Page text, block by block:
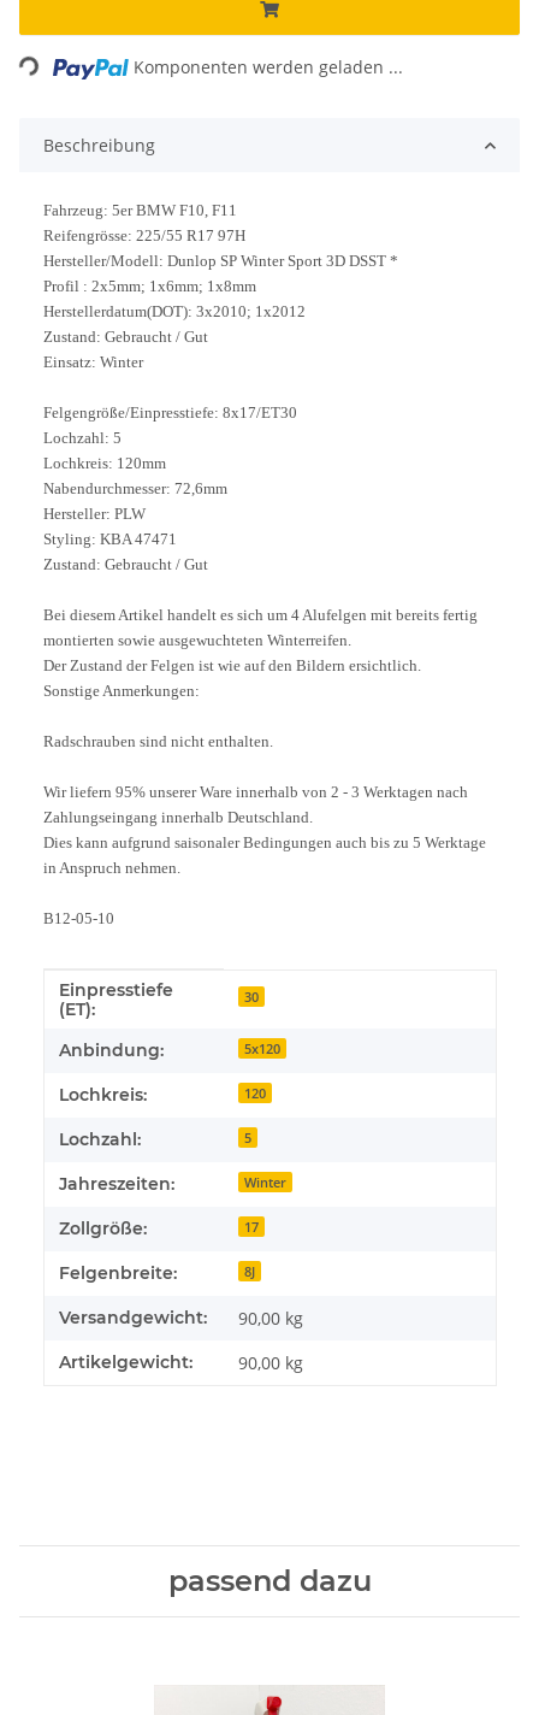
Loading... Komponenten werden geladen ...
Beschreibung
Fahrzeug: 5er BMW F10, F11
Reifengrösse: 225/55 R17 97H
Hersteller/Modell: Dunlop SP Winter Sport 3D DSST *
Profil : 2x5mm; 1x6mm; 1x8mm
Herstellerdatum(DOT): 3x2010; 1x2012
Zustand: Gebraucht / Gut
Einsatz: Winter
Felgengröße/Einpresstiefe: 8x17/ET30
Lochzahl: 5
Lochkreis: 120mm
Nabendurchmesser: 72,6mm
Hersteller: PLW
Styling: KBA 47471
Zustand: Gebraucht / Gut
Bei diesem Artikel handelt es sich um 4 Alufelgen mit bereits fertig
montierten sowie ausgewuchteten Winterreifen.
Der Zustand der Felgen ist wie auf den Bildern ersichtlich.
Sonstige Anmerkungen:
Radschrauben sind nicht enthalten.
Wir liefern 95% unserer Ware innerhalb von 2 - 3 Werktagen nach
Zahlungseingang innerhalb Deutschland.
Dies kann aufgrund saisonaler Bedingungen auch bis zu 5 Werktage
in Anspruch nehmen.
B12-05-10
Produkteigenschaft
Wert
Einpresstiefe
(ET):
30
Anbindung: 5x120
Lochkreis: 120
Lochzahl: 5
Jahreszeiten: Winter
Zollgröße: 17
Felgenbreite: 8J
Versandgewicht: 90,00 kg
Artikelgewicht: 90,00 kg
passend dazu